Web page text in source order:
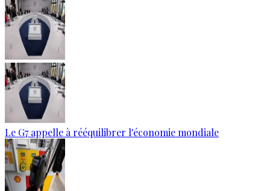
Le G7 appelle à rééquilibrer l'économie mondiale